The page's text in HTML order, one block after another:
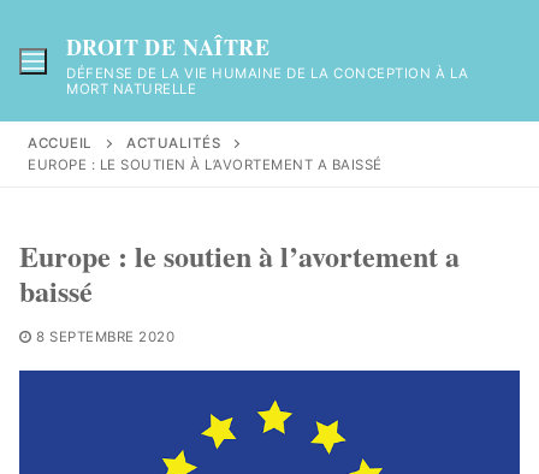
au
contenu
DROIT DE NAÎTRE
DÉFENSE DE LA VIE HUMAINE DE LA CONCEPTION À LA
MORT NATURELLE
ACCUEIL
ACTUALITÉS
EUROPE : LE SOUTIEN À L’AVORTEMENT A BAISSÉ
Europe : le soutien à l’avortement a
baissé
8 SEPTEMBRE 2020